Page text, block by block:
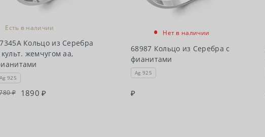
Есть в наличии
Кольцо из Серебра
культ. жемчугом аа,
Ag 925
1890
• Нет в наличии
68987 Кольцо из Серебра с
фианитами
Ag 925